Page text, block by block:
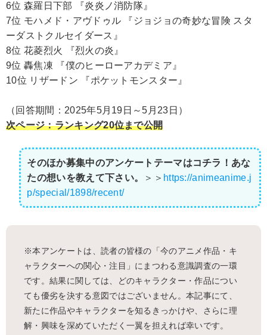
6位 森羅日下部 『炎炎ノ消防隊』
7位 モハメド・アヴドゥル 『ジョジョの奇妙な冒険 スタ
ーダストクルセイダース』
8位 花菱烈火 『烈火の炎』
9位 轟焦凍 『僕のヒーローアカデミア』
10位 リザードン 『ポケットモンスター』
（回答期間：2025年5月19日～5月23日）
次ページ：ランキング20位まで公開
そのほか募集中のアンケートテーマはコチラ！あな
たの想いを教えて下さい。
＞＞ https://animeanime.j
p/special/1898/recent/
※本アンケートは、読者の皆様の「今のアニメ作品・キ
ャラクターへの関心・注目」にまつわる意識調査の一環
です。結果に関しては、どのキャラクター・作品につい
ても優劣を決する意図ではございません。本記事にて、
新たに作品やキャラクターを知るきっかけや、さらに理
解・興味を深めていただく一翼を担えれば幸いです。